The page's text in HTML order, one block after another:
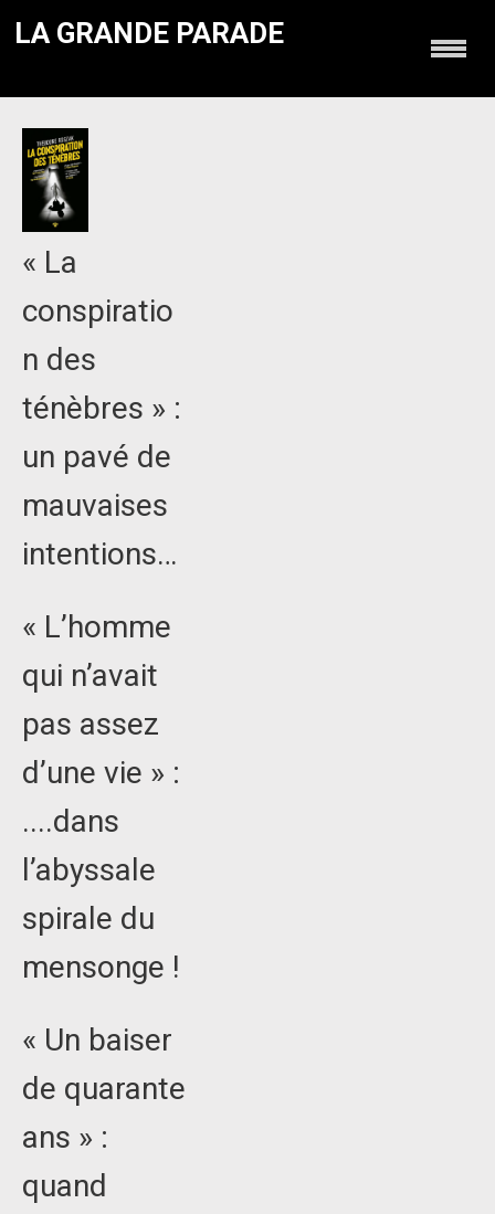
LA GRANDE PARADE
« La
conspiratio
n des
ténèbres » :
un pavé de
mauvaises
intentions…
« L’homme
qui n’avait
pas assez
d’une vie » :
....dans
l’abyssale
spirale du
mensonge !
« Un baiser
de quarante
ans » :
quand